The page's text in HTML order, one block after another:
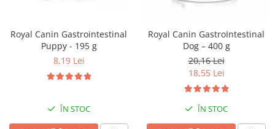
Royal Canin Gastrointestinal
Puppy - 195 g
8,19 Lei
ÎN STOC
Royal Canin GastroIntestinal
Dog – 400 g
20,16 Lei
18,55 Lei
ÎN STOC